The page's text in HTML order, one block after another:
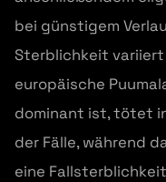
bei günstigem
Sterblichkeit variiert
europäische
dominant ist, tötet
der Fälle, während
eine